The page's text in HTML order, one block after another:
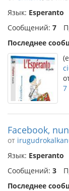
Язык: Esperanto
Сообщений: 7
Последнее
7
Facebook,
от
Язык: Esperanto
Сообщений: 3
Последнее